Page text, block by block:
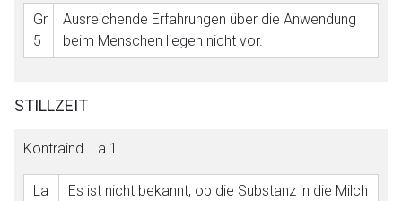
Gr
5
Ausreichende Erfahrungen über die Anwendung
beim Menschen liegen nicht vor.
STILLZEIT
Kontraind. La 1 .
La
Es ist nicht bekannt, ob die Substanz in die Milch